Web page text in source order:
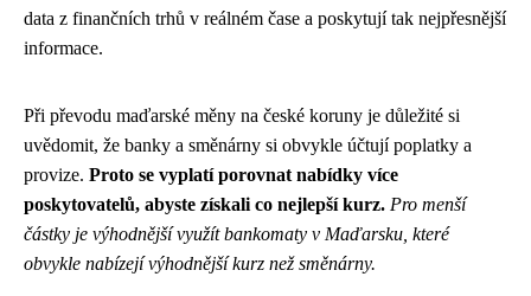
data z finančních trhů v reálném čase a poskytují tak nejpřesnější
informace.
Při převodu maďarské měny na české koruny je důležité si
uvědomit, že banky a směnárny si obvykle účtují poplatky a
provize. Proto se vyplatí porovnat nabídky více
poskytovatelů, abyste získali co nejlepší kurz. Pro menší
částky je výhodnější využít bankomaty v Maďarsku, které
obvykle nabízejí výhodnější kurz než směnárny.